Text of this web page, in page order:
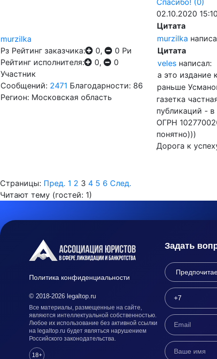
murzilka
Рз Рейтинг заказчика: 0, 0 Ри
Рейтинг исполнителя:
0,
0
Участник
Сообщений: 2471 Благодарности: 86
Регион: Московская область
Спасибо! (0)
02.10.2020
Цитата
murzilka
Цитата
veles написал:
а это издание
раньше
газетка
публикаций -
ОГРН
понятно)))
Дорога к
Страницы: Пред. 1 2 3 4 5 6 След.
Читают тему (гостей: 1)
Политика конфиденциальности
© 2018-2026 legaltop.ru
Все материалы, размещенные на сайте,
являются интеллектуальной собственностью.
Любое их использование без активной ссылки
на legaltop.ru будет являться нарушением
Российского законодательства.
18+
Задать